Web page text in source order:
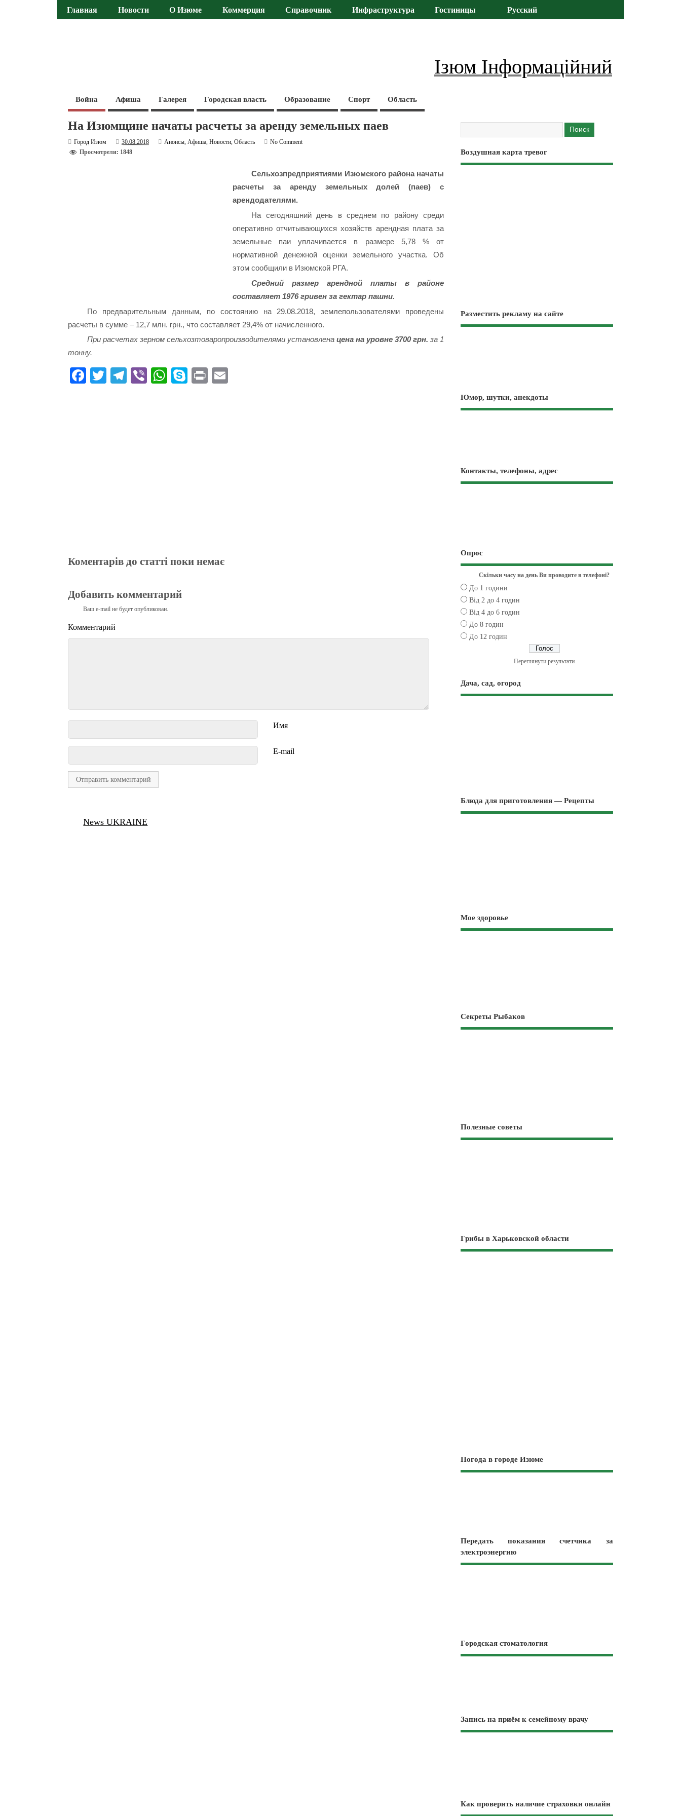
Главная Новости О Изюме Коммерция Справочник Инфраструктура Гостиницы Русский
Ізюм Інформаційний
Война Афиша Галерея Городская власть Образование Спорт Область
На Изюмщине начаты расчеты за аренду земельных паев
Город Изюм 30.08.2018 Анонсы,Афиша,Новости,Область
No Comment
Просмотрели: 1848
Сельхозпредприятиями Изюмского района начаты
расчеты за аренду земельных долей (паев) с
арендодателями.
На сегодняшний день в среднем по району среди
оперативно отчитывающихся хозяйств арендная плата за
земельные паи уплачивается в размере 5,78 % от
нормативной денежной оценки земельного участка. Об
этом сообщили в Изюмской РГА.
Средний размер арендной платы в районе
составляет 1976 гривен за гектар пашни.
По предварительным данным, по состоянию на 29.08.2018, землепользователями проведены
расчеты в сумме – 12,7 млн. грн., что составляет 29,4% от начисленного.
При расчетах зерном сельхозтоваропроизводителями установленацена на уровне 3700 грн. за 1
тонну.
Fa T
Te Vi
W
S
Pr
Коментарів до статті поки немає
Добавить комментарий
Ваш e-mail не будет опубликован.
Комментарий
Имя
E-mail
News UKRAINE
Воздушная карта тревог
Разместить рекламу на сайте
Юмор, шутки, анекдоты
Контакты, телефоны, адрес
Опрос
Скільки часу на день Ви проводите в телефоні?
До 1 години
Від 2 до 4 годин
Від 4 до 6 годин
До 8 годин
До 12 годин
Переглянути результати
Дача, сад, огород
Блюда для приготовления — Рецепты
Мое здоровье
Секреты Рыбаков
Полезные советы
Грибы в Харьковской области
Погода в городе Изюме
Передать показания счетчика за
электроэнергию
Городская стоматология
Запись на приём к семейному врачу
Как проверить наличие страховки онлайн